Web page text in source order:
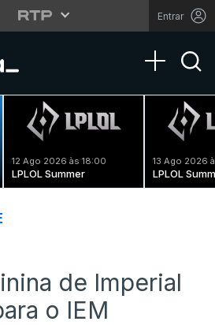
Entrar
Toggle
12 Ago 2026 às 18:00
LPLOL Summer
13 Ago 2026
LPLOL
de Imperial
o IEM